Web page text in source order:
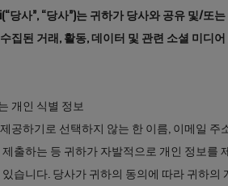
당사”, “당사”)는 귀하가 당사와 공유
집된 거래, 활동, 데이터 및 관련 소셜 미디
개인 식별 정보
공하기로 선택하지 않는 한 이름, 이메일
출하는 등 귀하가 자발적으로 개인 정보
습니다. 당사가 귀하의 동의에 따라 귀하